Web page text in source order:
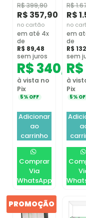
R$399,90
R$ 357,90
no cartão
em até 4x
de
R$ 89,48
sem juros
R$340,01
à vista no
Pix
5% OFF
Adicionar
ao
carrinho
Comprar
Via
WhatsApp
R$
R$
no
em
de
R$
sem
R$
à
Pix
5%
PROMOÇÃO